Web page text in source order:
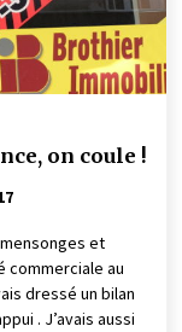
on coule !
et
commerciale au
dressé un bilan
. J’avais aussi